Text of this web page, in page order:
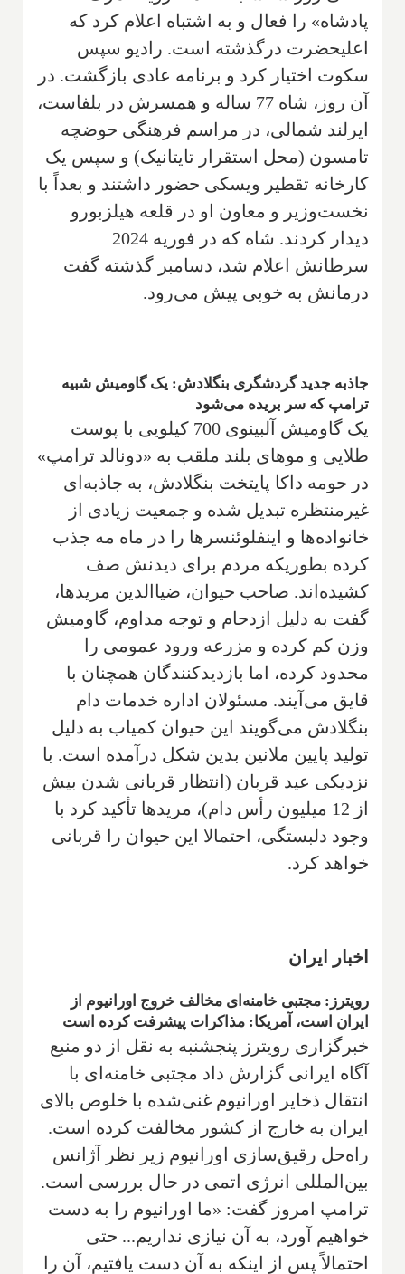
پادشاه» را فعال و به اشتباه اعلام کرد که
اعلیحضرت درگذشته است. رادیو سپس
سکوت اختیار کرد و برنامه عادی بازگشت. در
آن روز، شاه 77 ساله و همسرش در بلفاست،
ایرلند شمالی، در مراسم فرهنگی حوضچه
تامسون (محل استقرار تایتانیک) و سپس یک
کارخانه تقطیر ویسکی حضور داشتند و بعداً با
نخست‌وزیر و معاون او در قلعه هیلزبورو
دیدار کردند. شاه که در فوریه 2024
سرطانش اعلام شد، دسامبر گذشته گفت
درمانش به خوبی پیش می‌رود.
جاذبه جدید گردشگری بنگلادش: یک گاومیش شبیه
ترامپ که سر بریده می‌شود
یک گاومیش آلبینوی 700 کیلویی با پوست
طلایی و موهای بلند ملقب به «دونالد ترامپ»
در حومه داکا پایتخت بنگلادش، به جاذبه‌ای
غیرمنتظره تبدیل شده و جمعیت زیادی از
خانواده‌ها و اینفلوئنسرها را در ماه مه جذب
کرده بطوریکه مردم برای دیدنش صف
کشیده‌اند. صاحب حیوان، ضیاالدین مریدها،
گفت به دلیل ازدحام و توجه مداوم، گاومیش
وزن کم کرده و مزرعه ورود عمومی را
محدود کرده، اما بازدیدکنندگان همچنان با
قایق می‌آیند. مسئولان اداره خدمات دام
بنگلادش می‌گویند این حیوان کمیاب به دلیل
تولید پایین ملانین بدین شکل درآمده است. با
نزدیکی عید قربان (انتظار قربانی شدن بیش
از 12 میلیون رأس دام)، مریدها تأکید کرد با
وجود دلبستگی، احتمالا این حیوان را قربانی
خواهد کرد.
اخبار ایران
رویترز: مجتبی خامنه‌ای مخالف خروج اورانیوم از
ایران است، آمریکا: مذاکرات پیشرفت کرده است
خبرگزاری رویترز پنجشنبه به نقل از دو منبع
آگاه ایرانی گزارش داد مجتبی خامنه‌ای با
انتقال ذخایر اورانیوم غنی‌شده با خلوص بالای
ایران به خارج از کشور مخالفت کرده است.
راه‌حل رقیق‌سازی اورانیوم زیر نظر آژانس
بین‌المللی انرژی اتمی در حال بررسی است.
ترامپ امروز گفت: «ما اورانیوم را به دست
خواهیم آورد، به آن نیازی نداریم... حتی
احتمالاً پس از اینکه به آن دست یافتیم، آن را